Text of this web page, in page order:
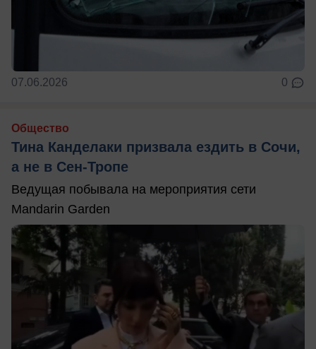
07.06.2026 0
Общество
Тина Канделаки призвала ездить в Сочи,
а не в Сен-Тропе
Ведущая побывала на мероприятия сети
Mandarin Garden